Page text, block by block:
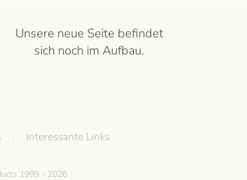
Unsere neue Seite befindet
sich noch im Aufbau.
Interessante Links
1999 - 2026